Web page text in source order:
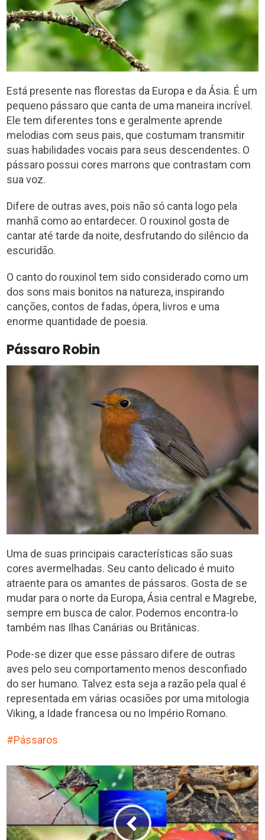
Está presente nas florestas da Europa e da Ásia. É um
pequeno pássaro que canta de uma maneira incrível.
Ele tem diferentes tons e geralmente aprende
melodias com seus pais, que costumam transmitir
suas habilidades vocais para seus descendentes. O
pássaro possui cores marrons que contrastam com
sua voz.
Difere de outras aves, pois não só canta logo pela
manhã como ao entardecer. O rouxinol gosta de
cantar até tarde da noite, desfrutando do silêncio da
escuridão.
O canto do rouxinol tem sido considerado como um
dos sons mais bonitos na natureza, inspirando
canções, contos de fadas, ópera, livros e uma
enorme quantidade de poesia.
Pássaro Robin
Uma de suas principais características são suas
cores avermelhadas. Seu canto delicado é muito
atraente para os amantes de pássaros. Gosta de se
mudar para o norte da Europa, Ásia central e Magrebe,
sempre em busca de calor. Podemos encontra-lo
também nas Ilhas Canárias ou Britânicas.
Pode-se dizer que esse pássaro difere de outras
aves pelo seu comportamento menos desconfiado
do ser humano. Talvez esta seja a razão pela qual é
representada em várias ocasiões por uma mitologia
Viking, a Idade francesa ou no Império Romano.
Pássaros